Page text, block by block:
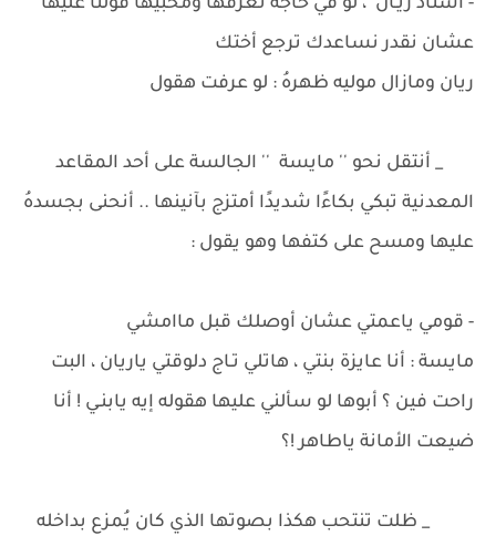
- أستاذ ريـان ، لو في حاجة تعرفها ومخبيها قولنا عليها
عشان نقدر نساعدك ترجع أختك
ريان ومازال موليه ظهرهُ : لو عرفت هقول
_ أنتقل نحو '' مايسة '' الجالسة على أحد المقاعد
المعدنية تبكي بكاءًا شديدًا أمتزج بآنينها .. أنحنى بجسدهُ
عليها ومسح على كتفها وهو يقول :
- قومي ياعمتي عشان أوصلك قبل ماامشي
مايسة : أنا عايزة بنتي ، هاتلي تـاج دلوقتي ياريان ، البت
راحت فين ؟ أبوها لو سألني عليها هقوله إيه يابنـي ! أنا
ضيعت الأمانة ياطاهر !؟
_ ظلت تنتحب هكذا بصوتها الذي كان يُمزع بداخله